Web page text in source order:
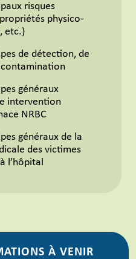
risques
physico-
etc.)
de détection, de
généraux
intervention
NRBC
généraux de la
des victimes
l’hôpital
À VENIR